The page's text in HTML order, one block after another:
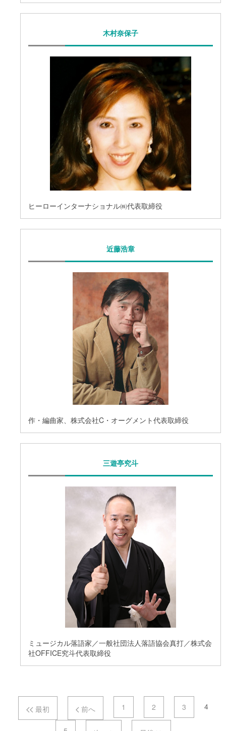
木村奈保子
ヒーローインターナショナル㈱代表取締役
近藤浩章
作・編曲家、株式会社C・オーグメント代表取締役
三遊亭究斗
ミュージカル落語家／一般社団法人落語協会真打／株式会
社OFFICE究斗代表取締役
最初 前へ 1 2 3 4